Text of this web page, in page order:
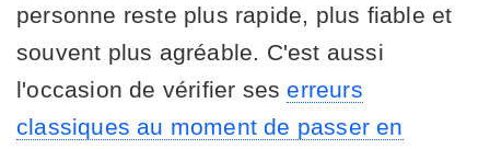
personne reste plus rapide, plus fiable et
souvent plus agréable. C'est aussi
l'occasion de vérifier ses erreurs
classiques au moment de passer en